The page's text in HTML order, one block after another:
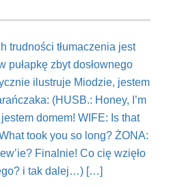
trudności tłumaczenia jest
pułapkę zbyt dosłownego
ilustruje Miodzie, jestem
(HUSB.: Honey, I’m
domem! WIFE: Is that
took you so long? ŻONA:
Finalnie! Co cię wzięło
i tak dalej…) […]